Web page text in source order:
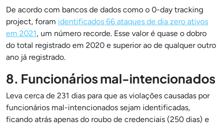
De acordo com bancos de dados como o 0-day tracking
project, foram identificados 66 ataques de dia zero ativos
em 2021, um número recorde. Esse valor é quase o dobro
do total registrado em 2020 e superior ao de qualquer outro
ano já registrado.
8. Funcionários mal-intencionados
Leva cerca de 231 dias para que as violações causadas por
funcionários mal-intencionados sejam identificadas,
ficando atrás apenas do roubo de credenciais (250 dias) e